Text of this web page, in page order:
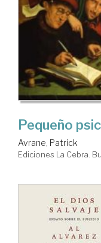
Pequeño
Avrane, Patrick
Ediciones La Cebra.